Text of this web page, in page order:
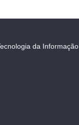
da Informação